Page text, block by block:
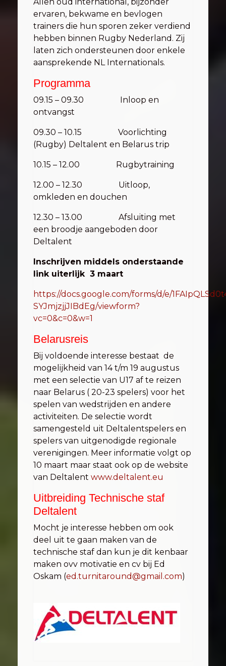
ervaren, bekwame en bevlogen
trainers die hun sporen zeker verdiend
hebben binnen Rugby Nederland. Zij
laten zich ondersteunen door enkele
aansprekende NL Internationals.
Programma
09.15 – 09.30 Inloop en
ontvangst
09.30 – 10.15 Voorlichting
(Rugby) Deltalent en Belarus trip
10.15 – 12.00 Rugbytraining
12.00 – 12.30 Uitloop,
omkleden en douchen
12.30 – 13.00 Afsluiting met
een broodje aangeboden door
Deltalent
Inschrijven middels onderstaande
link uiterlijk 3 maart
https://docs.google.com/forms/d/e/
SYJmjzjjJIBdEg/viewform?
vc=0&c=0&w=1
Belarusreis
Bij voldoende interesse bestaat de
mogelijkheid van 14 t/m 19 augustus
met een selectie van U17 af te reizen
naar Belarus ( 20-23 spelers) voor het
spelen van wedstrijden en andere
activiteiten. De selectie wordt
samengesteld uit Deltalentspelers en
spelers van uitgenodigde regionale
verenigingen. Meer informatie volgt op
10 maart maar staat ook op de website
van Deltalent www.deltalent.eu
Uitbreiding Technische staf
Deltalent
Mocht je interesse hebben om ook
deel uit te gaan maken van de
technische staf dan kun je dit kenbaar
maken ovv motivatie en cv bij Ed
Oskam (ed.turnitaround@gmail.com)